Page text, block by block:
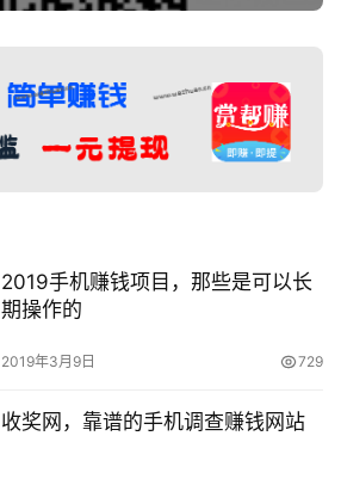
2019手机赚钱项目，那些是可以长
期操作的
2019年3月9日 729
收奖网，靠谱的手机调查赚钱网站